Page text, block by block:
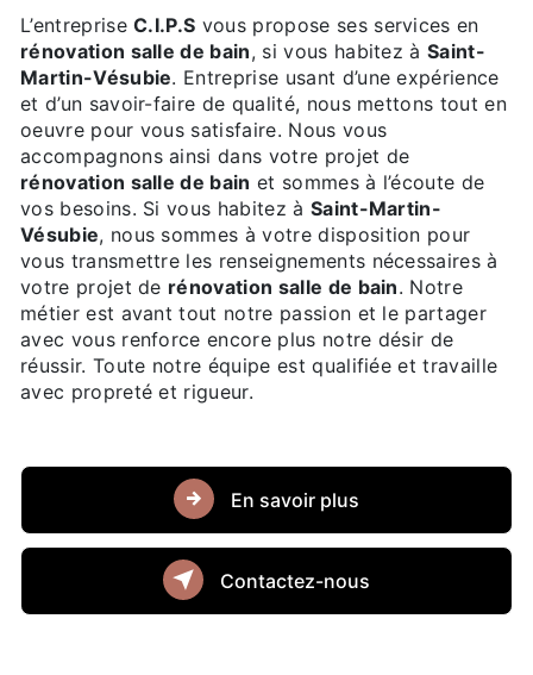
L’entrepriseC.I.P.S vous propose ses services en
rénovation salle de bain, si vous habitez àSaint-
Martin-Vésubie. Entreprise usant d’une expérience
et d’un savoir-faire de qualité, nous mettons tout en
oeuvre pour vous satisfaire. Nous vous
accompagnons ainsi dans votre projet de
rénovation salle de bain et sommes à l’écoute de
vos besoins. Si vous habitez à Saint-Martin-
Vésubie, nous sommes à votre disposition pour
vous transmettre les renseignements nécessaires à
votre projet de rénovation salle de bain. Notre
métier est avant tout notre passion et le partager
avec vous renforce encore plus notre désir de
réussir. Toute notre équipe est qualifiée et travaille
avec propreté et rigueur.
En savoir plus
Contactez-nous